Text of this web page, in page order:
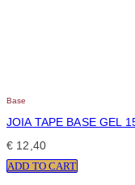
Base
JOIA TAPE BASE GEL
€ 12,40
ADD TO CART